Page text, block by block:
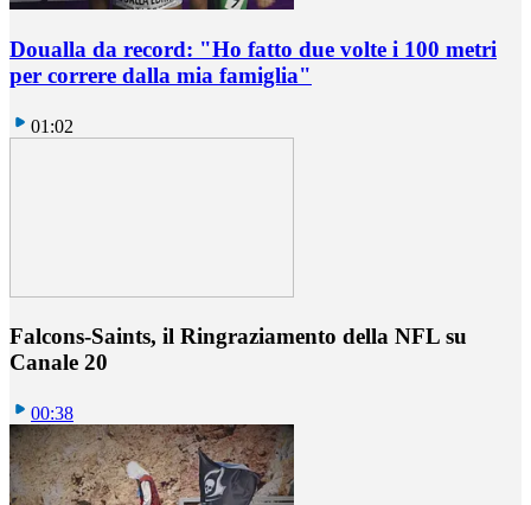
Doualla da record: "Ho fatto due volte i 100 metri
per correre dalla mia famiglia"
01:02
Falcons-Saints, il Ringraziamento della NFL su
Canale 20
00:38